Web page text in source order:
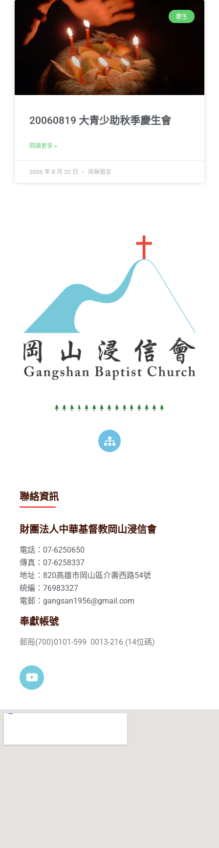
慶生
20060819 大青少助秋季慶生會
閱讀更多 »
2006 年 8 月 20 日 尚無留言
聯絡資訊
財團法人中華基督教岡山浸信會
電話：07-6250650
傳真：07-6258337
地址：820高雄市岡山區介壽西路54號
統編：76983327
電郵：gangsan1956@gmail.com
奉獻帳號
郵局(700)0101-599 0013-216 (14位碼)